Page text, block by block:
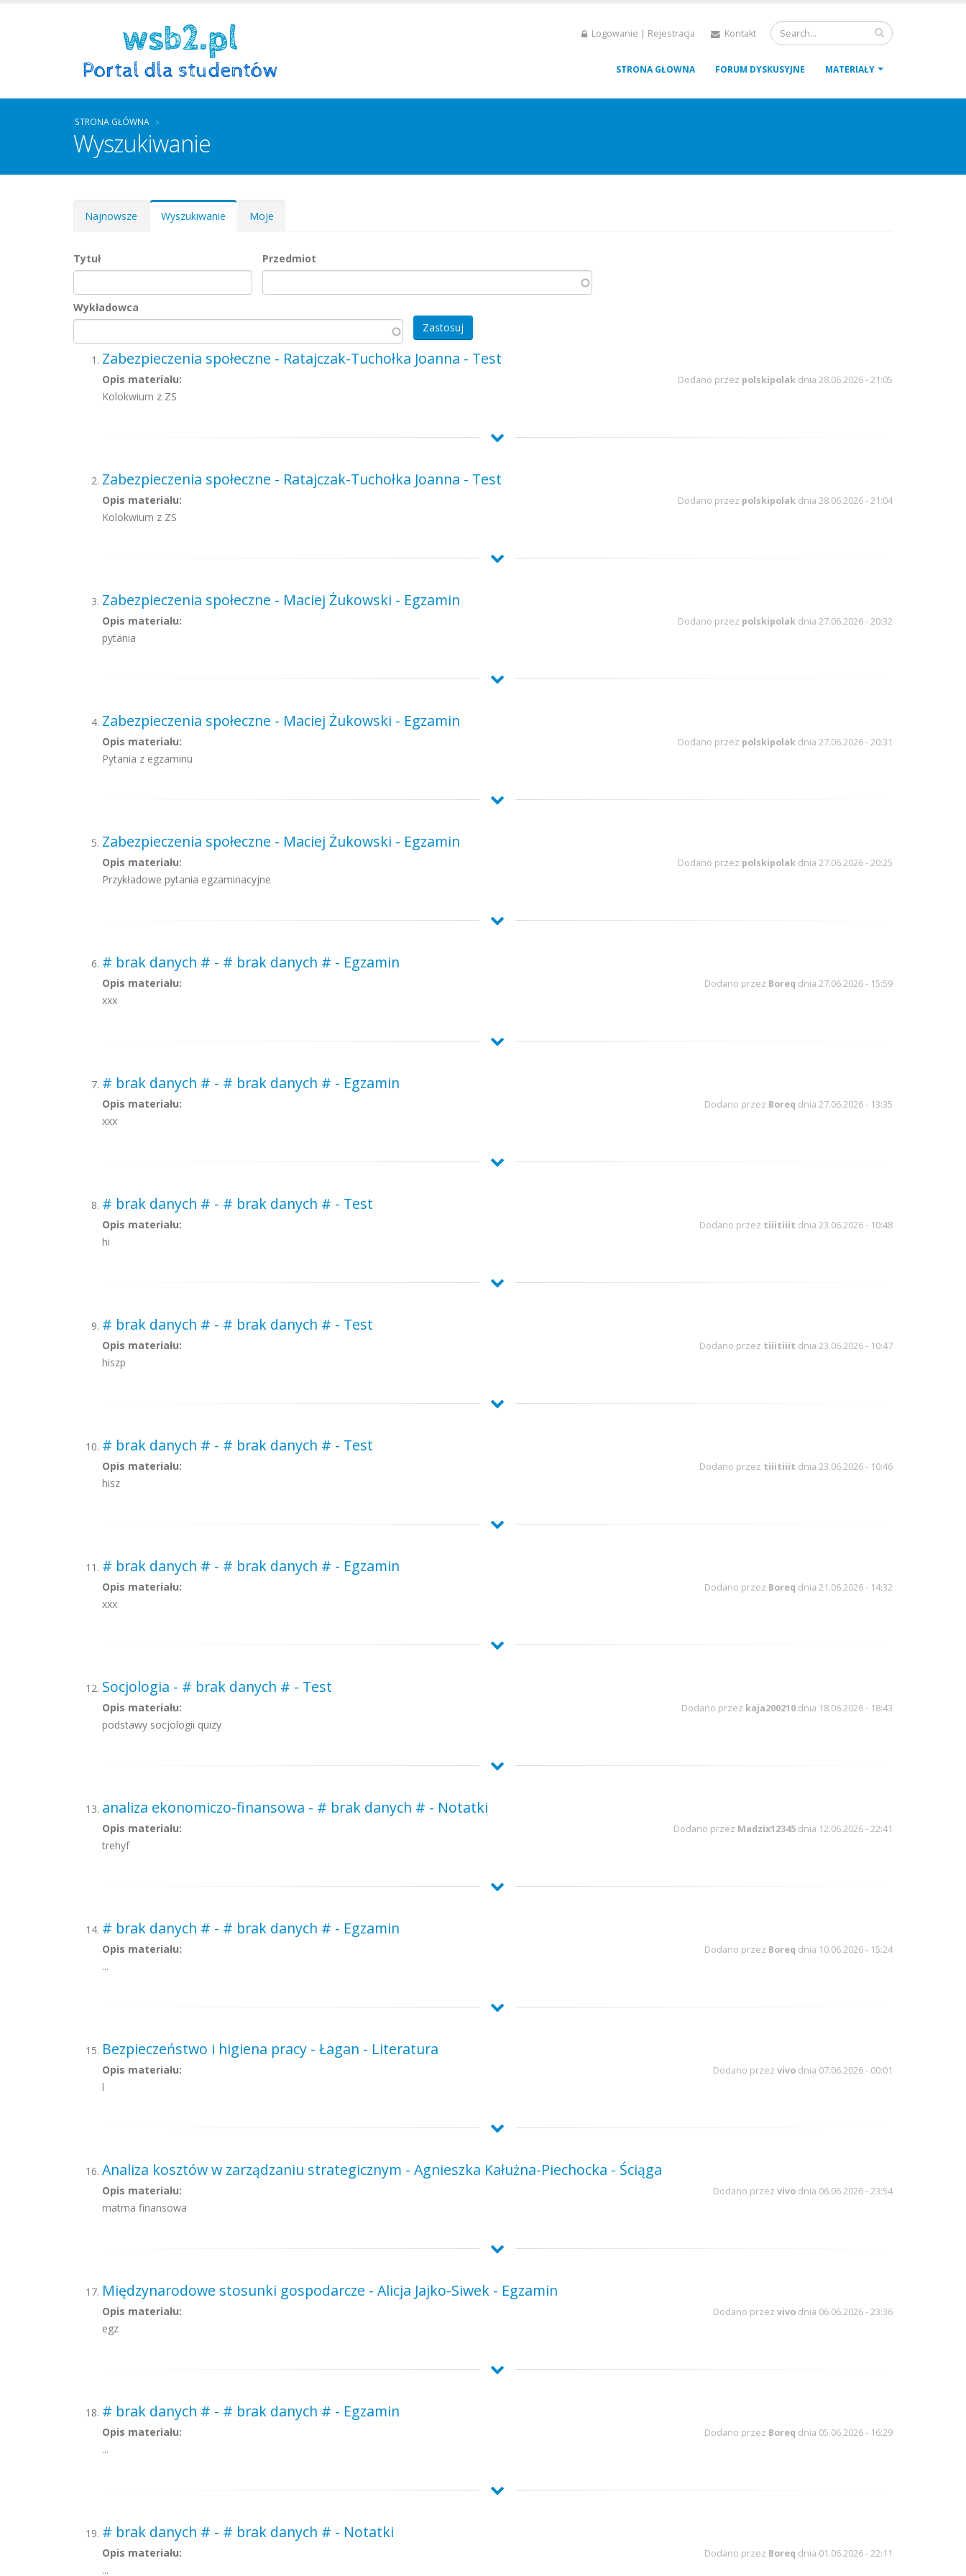
Logowanie | Rejestracja Kontakt
STRONA GŁOWNA FORUM DYSKUSYJNE MATERIAŁY
STRONA GŁÓWNA
Wyszukiwanie
Zakładki podstawowe
Najnowsze Wyszukiwanie (aktywna
Moje
Tytuł Przedmiot
Wykładowca
Zabezpieczenia społeczne - Ratajczak-Tuchołka Joanna - Test
Dodano przez polskipolak dnia 28.06.2026 - 21:05
Opis materiału:
Kolokwium z ZS
Zabezpieczenia społeczne - Ratajczak-Tuchołka Joanna - Test
Dodano przez polskipolak dnia 28.06.2026 - 21:04
Opis materiału:
Kolokwium z ZS
Zabezpieczenia społeczne - Maciej Żukowski - Egzamin
Dodano przez polskipolak dnia 27.06.2026 - 20:32
Opis materiału:
pytania
Zabezpieczenia społeczne - Maciej Żukowski - Egzamin
Dodano przez polskipolak dnia 27.06.2026 - 20:31
Opis materiału:
Pytania z egzaminu
Zabezpieczenia społeczne - Maciej Żukowski - Egzamin
Dodano przez polskipolak dnia 27.06.2026 - 20:25
Opis materiału:
Przykładowe pytania egzaminacyjne
# brak danych # - # brak danych # - Egzamin
Dodano przez Boreq dnia 27.06.2026 - 15:59
Opis materiału:
xxx
# brak danych # - # brak danych # - Egzamin
Dodano przez Boreq dnia 27.06.2026 - 13:35
Opis materiału:
xxx
# brak danych # - # brak danych # - Test
Dodano przez tiiitiiit dnia 23.06.2026 - 10:48
Opis materiału:
hi
# brak danych # - # brak danych # - Test
Dodano przez tiiitiiit dnia 23.06.2026 - 10:47
Opis materiału:
hiszp
# brak danych # - # brak danych # - Test
Dodano przez tiiitiiit dnia 23.06.2026 - 10:46
Opis materiału:
hisz
# brak danych # - # brak danych # - Egzamin
Dodano przez Boreq dnia 21.06.2026 - 14:32
Opis materiału:
xxx
Socjologia - # brak danych # - Test
Dodano przez kaja200210 dnia 18.06.2026 - 18:43
Opis materiału:
podstawy socjologii quizy
analiza ekonomiczo-finansowa - # brak danych # - Notatki
Dodano przez Madzix12345 dnia 12.06.2026 - 22:41
Opis materiału:
trehyf
# brak danych # - # brak danych # - Egzamin
Dodano przez Boreq dnia 10.06.2026 - 15:24
Opis materiału:
...
Bezpieczeństwo i higiena pracy - Łagan - Literatura
Dodano przez vivo dnia 07.06.2026 - 00:01
Opis materiału:
l
Analiza kosztów w zarządzaniu strategicznym - Agnieszka Kałużna-Piechocka - Ściąga
Dodano przez vivo dnia 06.06.2026 - 23:54
Opis materiału:
matma finansowa
Międzynarodowe stosunki gospodarcze - Alicja Jajko-Siwek - Egzamin
Dodano przez vivo dnia 06.06.2026 - 23:36
Opis materiału:
egz
# brak danych # - # brak danych # - Egzamin
Dodano przez Boreq dnia 05.06.2026 - 16:29
Opis materiału:
...
# brak danych # - # brak danych # - Notatki
Dodano przez Boreq dnia 01.06.2026 - 22:11
Opis materiału:
...